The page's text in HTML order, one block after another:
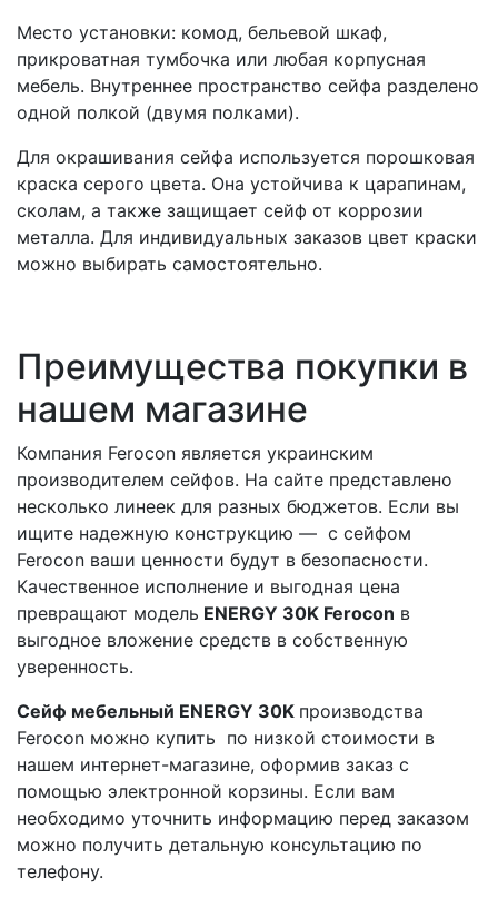
Место установки: комод, бельевой шкаф,
прикроватная тумбочка или любая корпусная
мебель. Внутреннее пространство сейфа разделено
одной полкой (двумя полками).
Для окрашивания сейфа используется порошковая
краска серого цвета. Она устойчива к царапинам,
сколам, а также защищает сейф от коррозии
металла. Для индивидуальных заказов цвет краски
можно выбирать самостоятельно.
Преимущества покупки в
нашем магазине
Компания Ferocon является украинским
производителем сейфов. На сайте представлено
несколько линеек для разных бюджетов. Если вы
ищите надежную конструкцию — с сейфом
Ferocon ваши ценности будут в безопасности.
Качественное исполнение и выгодная цена
превращают модель ENERGY 30K Ferocon в
выгодное вложение средств в собственную
уверенность.
Сейф мебельный ENERGY 30K производства
Ferocon можно купить по низкой стоимости в
нашем интернет-магазине, оформив заказ с
помощью электронной корзины. Если вам
необходимо уточнить информацию перед заказом
можно получить детальную консультацию по
телефону.